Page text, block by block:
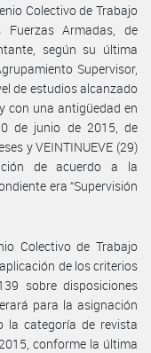
Colectivo de Trabajo
Armadas, de
según su última
Supervisor,
de estudios alcanzado
con una antigüedad en
de junio de 2015, de
y VEINTINUEVE (29)
de acuerdo a la
era “Supervisión
Colectivo de Trabajo
de los criterios
sobre disposiciones
para la asignación
la categoría de revista
conforme la última